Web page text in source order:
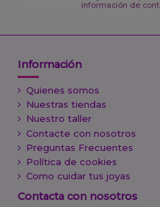
información de
Información
Quienes somos
Nuestras tiendas
Nuestro taller
Contacte con nosotros
Preguntas Frecuentes
Política de cookies
Como cuidar tus joyas
Contacta con nosotros